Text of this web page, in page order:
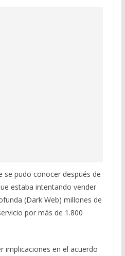
se pudo conocer después de
estaba intentando vender
(Dark Web) millones de
por más de 1.800
implicaciones en el acuerdo